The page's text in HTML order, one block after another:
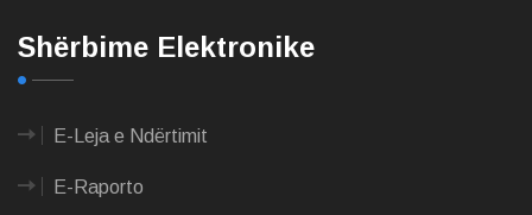
Shërbime Elektronike
E-Leja e Ndërtimit
E-Raporto